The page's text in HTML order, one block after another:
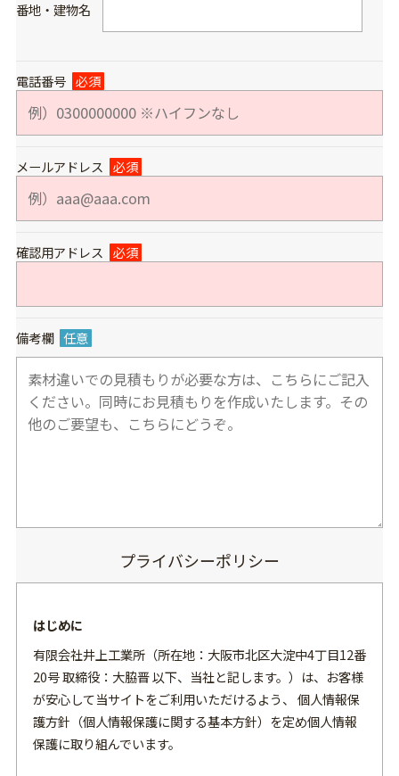
番地・建物名
電話番号 必須
メールアドレス 必須
確認用アドレス 必須
備考欄 任意
プライバシーポリシー
はじめに
有限会社井上工業所（所在地：大阪市北区大淀中4丁目12番
20号 取締役：大脇晋 以下、当社と記します。）は、お客様
が安心して当サイトをご利用いただけるよう、 個人情報保
護方針（個人情報保護に関する基本方針）を定め個人情報
保護に取り組んでいます。